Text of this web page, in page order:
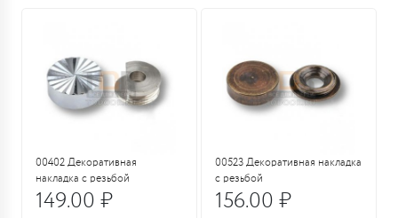
00402 Декоративная
накладка с резьбой
149.00 ₽
00523 Декоративная накладка
с резьбой
156.00 ₽